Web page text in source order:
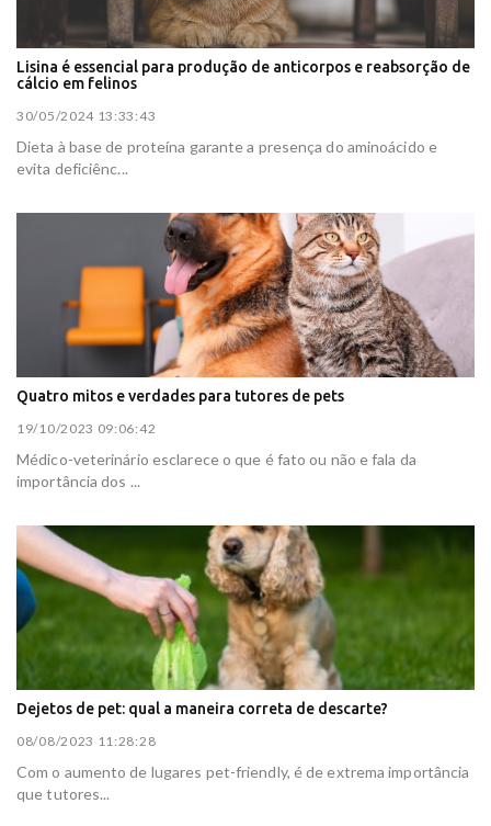
Lisina é essencial para produção de anticorpos e reabsorção de
cálcio em felinos
30/05/2024 13:33:43
Dieta à base de proteína garante a presença do aminoácido e
evita deficiênc...
Quatro mitos e verdades para tutores de pets
19/10/2023 09:06:42
Médico-veterinário esclarece o que é fato ou não e fala da
importância dos ...
Dejetos de pet: qual a maneira correta de descarte?
08/08/2023 11:28:28
Com o aumento de lugares pet-friendly, é de extrema importância
que tutores...